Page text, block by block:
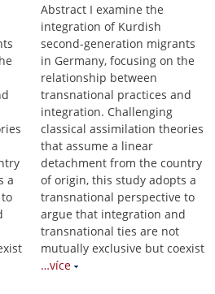
a
Abstract I examine the
integration of Kurdish
second-generation migrants
in Germany, focusing on the
relationship between
transnational practices and
integration. Challenging
classical assimilation theories
that assume a linear
detachment from the country
of origin, this study adopts a
transnational perspective to
argue that integration and
transnational ties are not
mutually exclusive but coexist
…více